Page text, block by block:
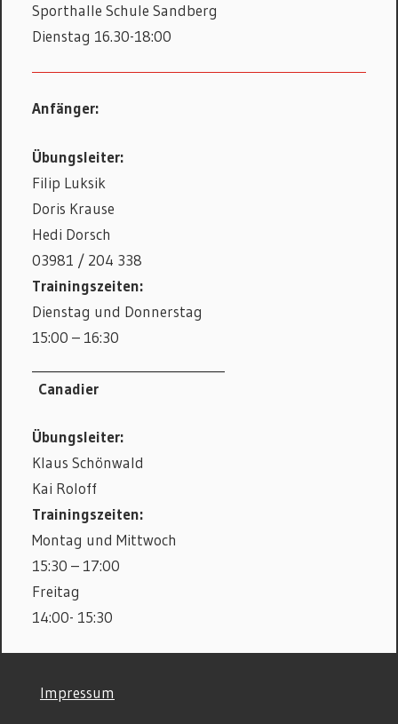
Sporthalle Schule Sandberg
Dienstag 16.30-18:00
Anfänger:
Übungsleiter:
Filip Luksik
Doris Krause
Hedi Dorsch
03981 / 204 338
Trainingszeiten:
Dienstag und Donnerstag
15:00 – 16:30
Canadier
Übungsleiter:
Klaus Schönwald
Kai Roloff
Trainingszeiten:
Montag und Mittwoch
15:30 – 17:00
Freitag
14:00- 15:30
Impressum